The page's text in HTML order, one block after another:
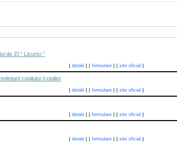
de ZI “ Licurici ”
| detalii| | formulare| | site oficial|
copilului /copiilor
| detalii| | formulare| | site oficial|
| detalii| | formulare| | site oficial|
| detalii| | formulare| | site oficial|